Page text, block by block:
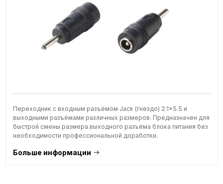
Переходник с входным разъёмом Jack (гнездо) 2.1x5.5 и
выходными разъёмами различных размеров. Предназначен для
быстрой смены размера выходного разъёма блока питания без
необходимости профессиональной доработки.
Больше информации